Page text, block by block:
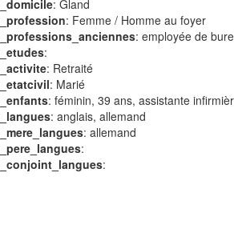
: Gland
: Femme / Homme au foyer
: employée de
:
: Retraité
: Marié
: féminin, 39 ans, assistante
: anglais, allemand
: allemand
:
: